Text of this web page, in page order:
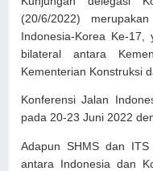
(20/6/2022)
Indonesia-Korea Ke-
bilateral antara
Kementerian Konstruksi
Konferensi Jalan
pada 20-23 Juni 2022
Adapun SHMS dan
antara Indonesia dan